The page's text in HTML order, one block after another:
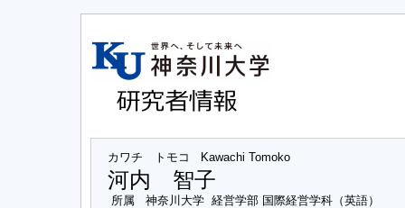
カワチ トモコ Kawachi Tomoko
河内 智子
所属
神奈川大学 経営学部 国際経営学科（英語）